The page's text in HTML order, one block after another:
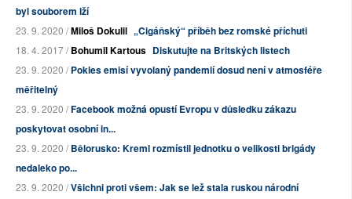
byl souborem lží
23. 9. 2020 /Miloš Dokulil „Cigáňský“ příběh bez romské příchuti
18. 4. 2017 /Bohumil Kartous Diskutujte na Britských listech
23. 9. 2020 /Pokles emisí vyvolaný pandemií dosud není v atmosféře
měřitelný
23. 9. 2020 /Facebook možná opustí Evropu v důsledku zákazu
poskytovat osobní in...
23. 9. 2020 /Bělorusko: Kreml rozmístil jednotku o velikosti brigády
nedaleko po...
23. 9. 2020 /Všichni proti všem: Jak se lež stala ruskou národní